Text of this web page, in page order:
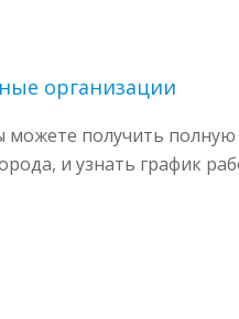
организации
получить
и узнать график